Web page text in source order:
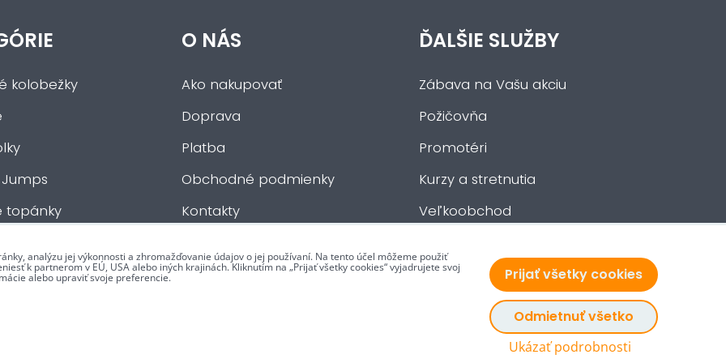
kolobežky
topánky
O NÁS
Ako nakupovať
Doprava
Platba
Obchodné podmienky
Kontakty
ĎALŠIE SLUŽBY
Zábava na Vašu akciu
Požičovňa
Promotéri
Kurzy a stretnutia
Veľkoobchod
Vytvorené pomocou:BiznisWeb.sk
analýzu jej výkonnosti a zhromažďovanie údajov o jej používaní. Na tento účel môžeme použiť
k partnerom v EÚ, USA alebo iných krajinách. Kliknutím na „Prijať všetky cookies“ vyjadrujete svoj
alebo upraviť svoje preferencie.
Ukázať podrobnosti
Prijať všetky cookies
Odmietnuť všetko